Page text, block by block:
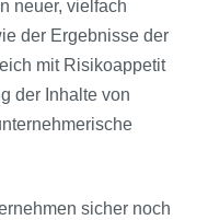
neuer, vielfach
der Ergebnisse der
mit Risikoappetit
der Inhalte von
sicher noch